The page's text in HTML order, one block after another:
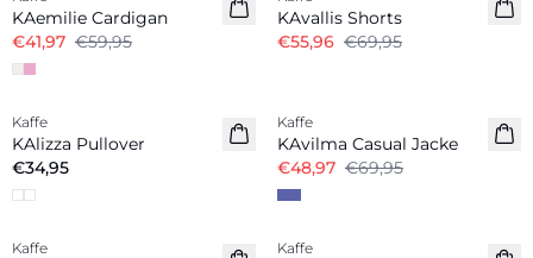
KAemilie Cardigan
€41,97 €59,95
KAvallis Shorts
€55,96 €69,95
Kaffe
KAlizza Pullover
€34,95
Kaffe
KAvilma Casual Jacke
€48,97 €69,95
-40%
Kaffe
-30%
Kaffe